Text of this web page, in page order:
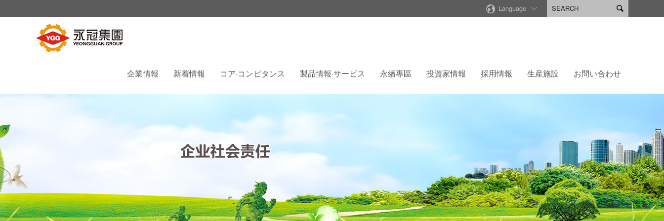
 Language
企業情報 新着情報 コア·コンピタンス 製品情報·サービス 永續專區 投資家情報 採用情報 生産施設 お問い合わせ